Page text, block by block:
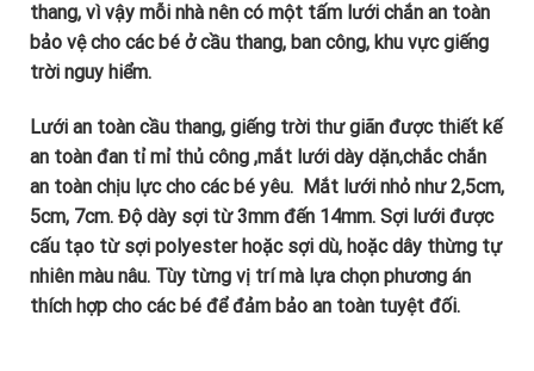
thang, vì vậy mỗi nhà nên có một tấm lưới chắn an toàn
bảo vệ cho các bé ở cầu thang, ban công, khu vực giếng
trời nguy hiểm.
Lưới an toàn cầu thang, giếng trời thư giãn được thiết kế
an toàn đan tỉ mỉ thủ công ,mắt lưới dày dặn,chắc chắn
an toàn chịu lực cho các bé yêu. Mắt lưới nhỏ như 2,5cm,
5cm, 7cm. Độ dày sợi từ 3mm đến 14mm. Sợi lưới được
cấu tạo từ sợi polyester hoặc sợi dù, hoặc dây thừng tự
nhiên màu nâu. Tùy từng vị trí mà lựa chọn phương án
thích hợp cho các bé để đảm bảo an toàn tuyệt đối.